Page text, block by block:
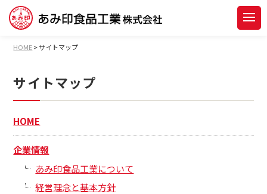
HOME>サイトマップ
サイトマップ
HOME
企業情報
あみ印食品工業について
経営理念と基本方針